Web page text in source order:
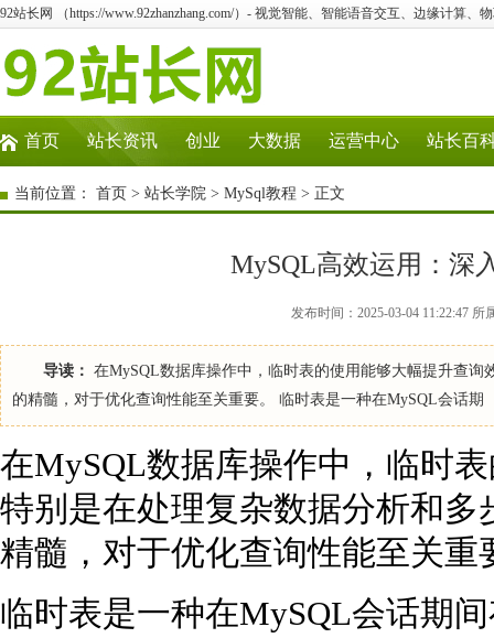
92站长网 （https://www.92zhanzhang.com/）- 视觉智能、智能语音交互、边缘计算、
首页 站长资讯 创业 大数据 运营中心 站长百
当前位置： 首页 > 站长学院 > MySql教程 > 正文
MySQL高效运用：深
发布时间：2025-03-04 11:22:47
导读： 在MySQL数据库操作中，临时表的使用能够大幅提升查
的精髓，对于优化查询性能至关重要。 临时表是一种在MySQL会话期
在MySQL数据库操作中，临时
特别是在处理复杂数据分析和
精髓，对于优化查询性能至关重
临时表是一种在MySQL会话期